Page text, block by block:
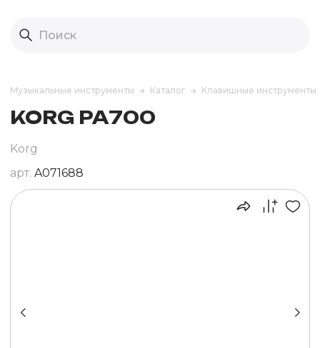
Музыкальные инструменты Каталог Клавишные инструменты
KORG PA700
Korg
арт. A071688